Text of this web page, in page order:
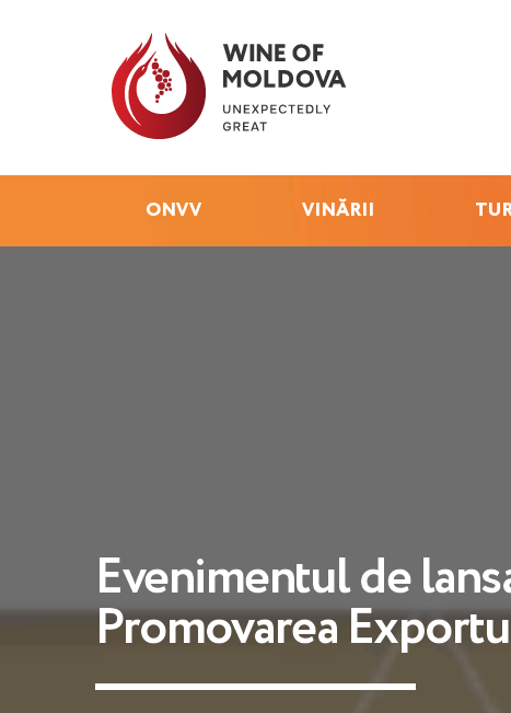
ONVV VINĂRII
Evenimentul de
Promovarea